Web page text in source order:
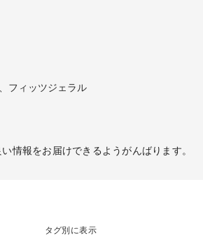
フィッツジェラル
情報をお届けできるようがんばります。
タグ別に表示